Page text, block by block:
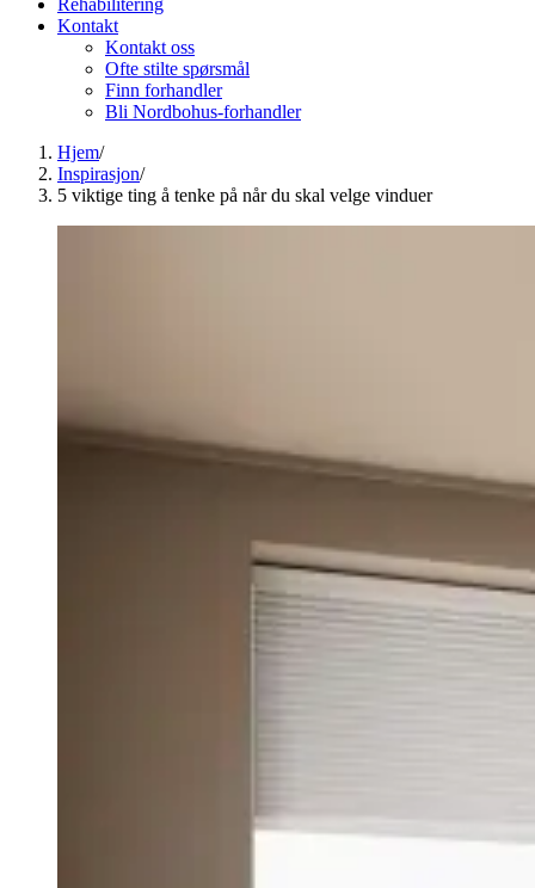
Rehabilitering
Kontakt
Kontakt oss
Ofte stilte spørsmål
Finn forhandler
Bli Nordbohus-forhandler
Hjem/
Inspirasjon/
5 viktige ting å tenke på når du skal velge vinduer